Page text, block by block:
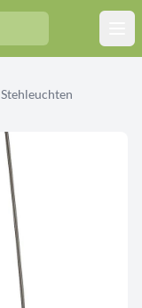
Stehleuchten